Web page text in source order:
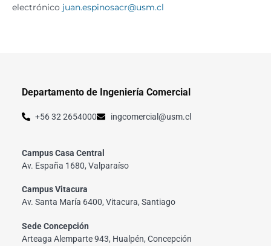
electrónico juan.espinosacr@usm.cl
Departamento de Ingeniería Comercial
+56 32 2654000 ingcomercial@usm.cl
Campus Casa Central
Av. España 1680, Valparaíso
Campus Vitacura
Av. Santa María 6400, Vitacura, Santiago
Sede Concepción
Arteaga Alemparte 943, Hualpén, Concepción